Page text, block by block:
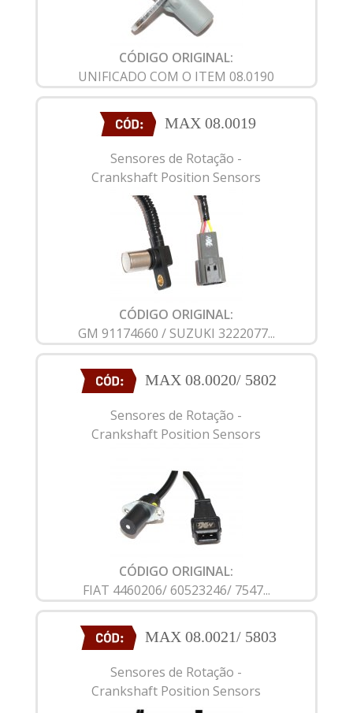
CÓDIGO ORIGINAL:
UNIFICADO COM O ITEM 08.0190
MAX 08.0019
Sensores de Rotação -
Crankshaft Position Sensors
CÓDIGO ORIGINAL:
GM 91174660 / SUZUKI 3222077...
MAX 08.0020/ 5802
Sensores de Rotação -
Crankshaft Position Sensors
CÓDIGO ORIGINAL:
FIAT 4460206/ 60523246/ 7547...
MAX 08.0021/ 5803
Sensores de Rotação -
Crankshaft Position Sensors